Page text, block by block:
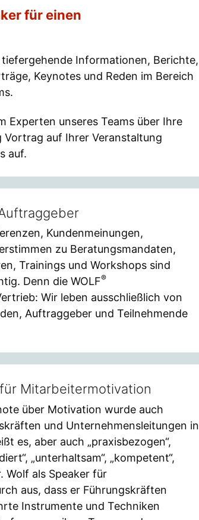
für einen
Informationen, Berichte,
Keynotes und Reden im Bereich
Experten unseres Teams über Ihre
auf Ihrer Veranstaltung
auf.
Kundenmeinungen,
zu Beratungsmandaten,
Trainings und Workshops sind
Denn die WOLF®
Wir leben ausschließlich von
Auftraggeber und Teilnehmende
Mitarbeitermotivation
über Motivation wurde auch
und Unternehmensleitungen in
es, aber auch „praxisbezogen“,
„unterhaltsam“, „kompetent“,
Wolf als Speaker für
aus, dass er Führungskräften
Instrumente und Techniken